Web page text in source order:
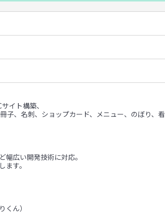
イト構築、
、名刺、ショップカード、メニュー、のぼり、看
広い開発技術に対応。
す。
ん）